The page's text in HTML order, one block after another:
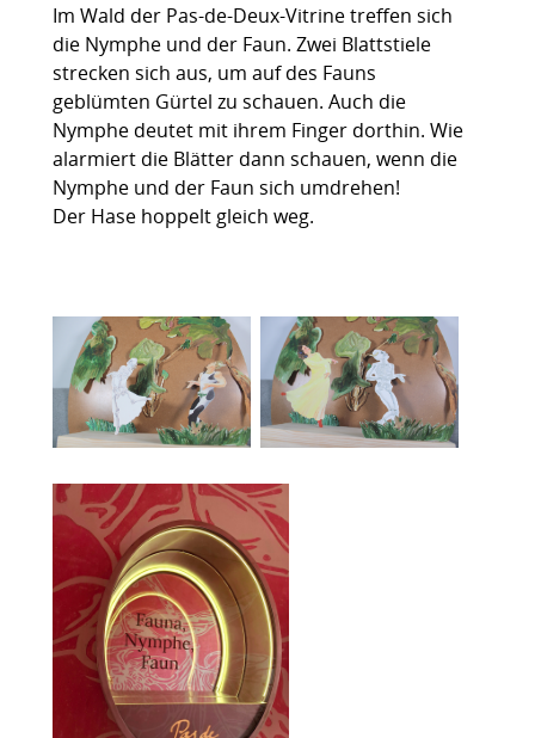
Im Wald der Pas-de-Deux-Vitrine treffen sich
die Nymphe und der Faun. Zwei Blattstiele
strecken sich aus, um auf des Fauns
geblümten Gürtel zu schauen. Auch die
Nymphe deutet mit ihrem Finger dorthin. Wie
alarmiert die Blätter dann schauen, wenn die
Nymphe und der Faun sich umdrehen!
Der Hase hoppelt gleich weg.